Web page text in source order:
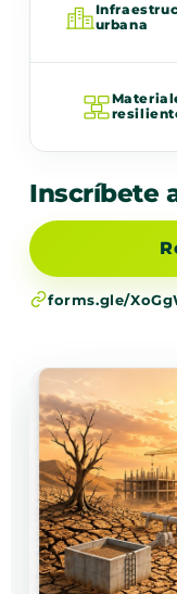
urbana
Inscríbete
forms.gle/